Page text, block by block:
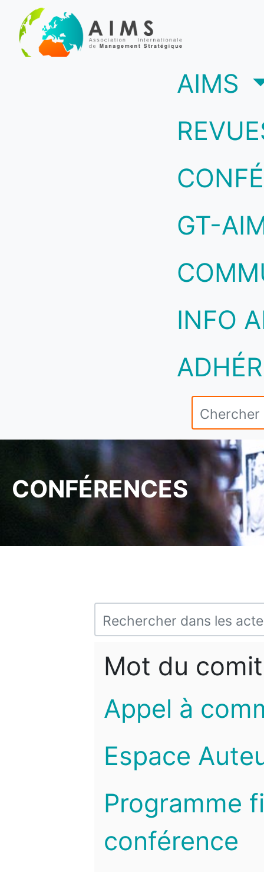
AIMS
GT-
INFO
CONFÉRENCES
Mot du
Appel à
Espace
Programme
conférence